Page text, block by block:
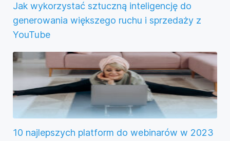
Jak wykorzystać sztuczną inteligencję do
generowania większego ruchu i sprzedaży z
YouTube
10 najlepszych platform do webinarów w 2023